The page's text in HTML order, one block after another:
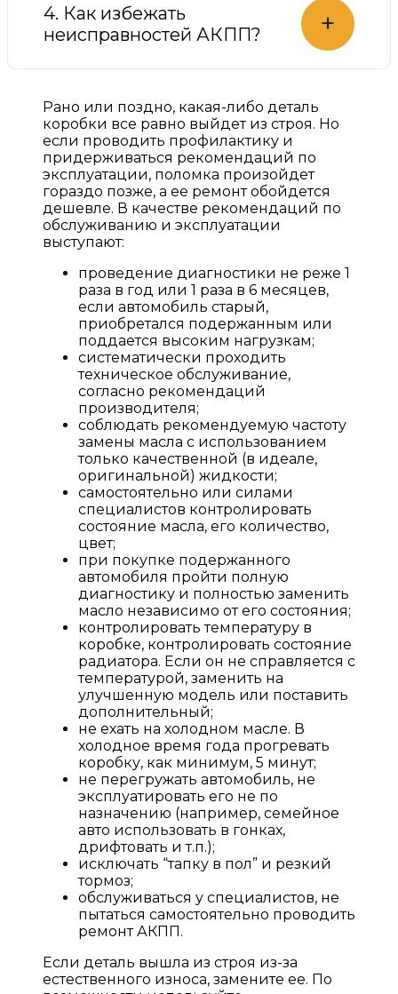
4. Как избежать
неисправностей АКПП?
+
Рано или поздно, какая-либо деталь
коробки все равно выйдет из строя. Но
если проводить профилактику и
придерживаться рекомендаций по
эксплуатации, поломка произойдет
гораздо позже, а ее ремонт обойдется
дешевле. В качестве рекомендаций по
обслуживанию и эксплуатации
выступают:
проведение диагностики не реже 1
раза в год или 1 раза в 6 месяцев,
если автомобиль старый,
приобретался подержанным или
поддается высоким нагрузкам;
систематически проходить
техническое обслуживание,
согласно рекомендаций
производителя;
соблюдать рекомендуемую частоту
замены масла с использованием
только качественной (в идеале,
оригинальной) жидкости;
самостоятельно или силами
специалистов контролировать
состояние масла, его количество,
цвет;
при покупке подержанного
автомобиля пройти полную
диагностику и полностью заменить
масло независимо от его состояния;
контролировать температуру в
коробке, контролировать состояние
радиатора. Если он не справляется с
температурой, заменить на
улучшенную модель или поставить
дополнительный;
не ехать на холодном масле. В
холодное время года прогревать
коробку, как минимум, 5 минут;
не перегружать автомобиль, не
эксплуатировать его не по
назначению (например, семейное
авто использовать в гонках,
дрифтовать и т.п.);
исключать “тапку в пол” и резкий
тормоз;
обслуживаться у специалистов, не
пытаться самостоятельно проводить
ремонт АКПП.
Если деталь вышла из строя из-за
естественного износа, замените ее. По